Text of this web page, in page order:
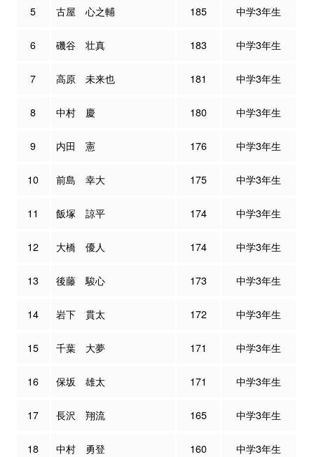
5 古屋 心之輔 185 中学3年生
6 磯谷 壮真 183 中学3年生
7 高原 未来也 181 中学3年生
8 中村 慶 180 中学3年生
9 内田 憲 176 中学3年生
10 前島 幸大 175 中学3年生
11 飯塚 諒平 174 中学3年生
12 大橋 優人 174 中学3年生
13 後藤 駿心 173 中学3年生
14 岩下 貫太 172 中学3年生
15 千葉 大夢 171 中学3年生
16 保坂 雄太 171 中学3年生
17 長沢 翔流 165 中学3年生
18 中村 勇登 160
中学3年生